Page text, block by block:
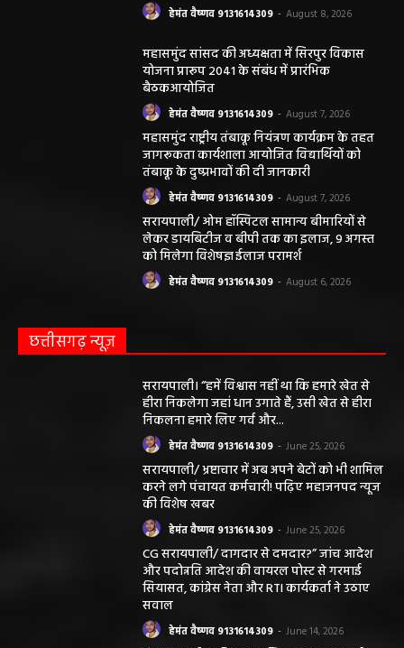
हेमंत वैष्णव 9131614309 - August 8, 2026
महासमुंद सांसद की अध्यक्षता में सिरपुर विकास
योजना प्रारूप 2041 के संबंध में प्रारंभिक
बैठकआयोजित
हेमंत वैष्णव 9131614309 - August 7, 2026
महासमुंद राष्ट्रीय तंबाकू नियंत्रण कार्यक्रम के तहत
जागरूकता कार्यशाला आयोजित विद्यार्थियों को
तंबाकू के दुष्प्रभावों की दी जानकारी
हेमंत वैष्णव 9131614309 - August 7, 2026
सरायपाली/ ओम हॉस्पिटल सामान्य बीमारियों से
लेकर डायबिटीज व बीपी तक का इलाज, 9 अगस्त
को मिलेगा विशेषज्ञ ईलाज परामर्श
हेमंत वैष्णव 9131614309 - August 6, 2026
छत्तीसगढ़ न्यूज़
सरायपाली। “हमें विश्वास नहीं था कि हमारे खेत से
हीरा निकलेगा जहां धान उगाते हैं, उसी खेत से हीरा
निकलना हमारे लिए गर्व और...
हेमंत वैष्णव 9131614309 - June 25, 2026
सरायपाली/ भ्रष्टाचार में अब अपने बेटों को भी शामिल
करने लगे पंचायत कर्मचारी! पढ़िए महाजनपद न्यूज
की विशेष खबर
हेमंत वैष्णव 9131614309 - June 25, 2026
CG सरायपाली/ दागदार से दमदार?” जांच आदेश
और पदोन्नति आदेश की वायरल पोस्ट से गरमाई
सियासत, कांग्रेस नेता और RTI कार्यकर्ता ने उठाए
सवाल
हेमंत वैष्णव 9131614309 - June 14, 2026